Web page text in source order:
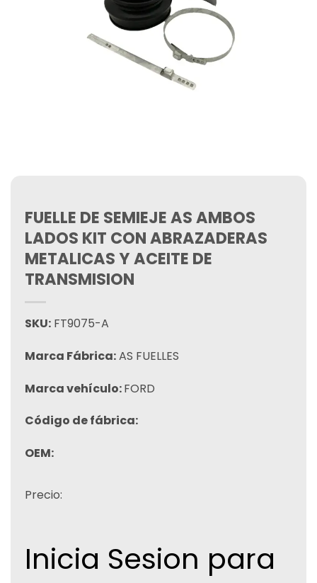
FUELLE DE SEMIEJE AS AMBOS
LADOS KIT CON ABRAZADERAS
METALICAS Y ACEITE DE
TRANSMISION
SKU: FT9075-A
Marca Fábrica:AS FUELLES
Marca vehículo:FORD
Código de fábrica:
OEM:
Precio:
Inicia Sesion para